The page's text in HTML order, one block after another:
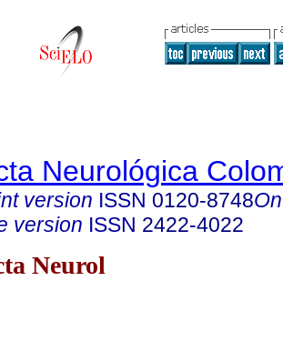
Neurológica
version ISSN 0120-8748
version ISSN 2422-4022
Neurol